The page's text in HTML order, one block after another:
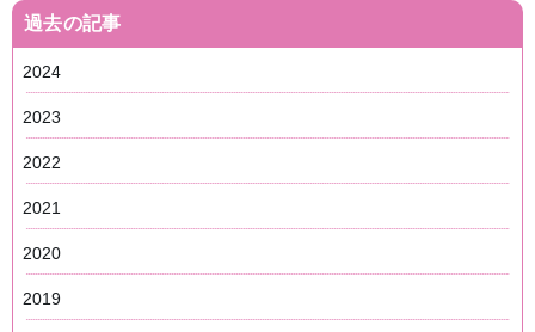
過去の記事
2024
2023
2022
2021
2020
2019